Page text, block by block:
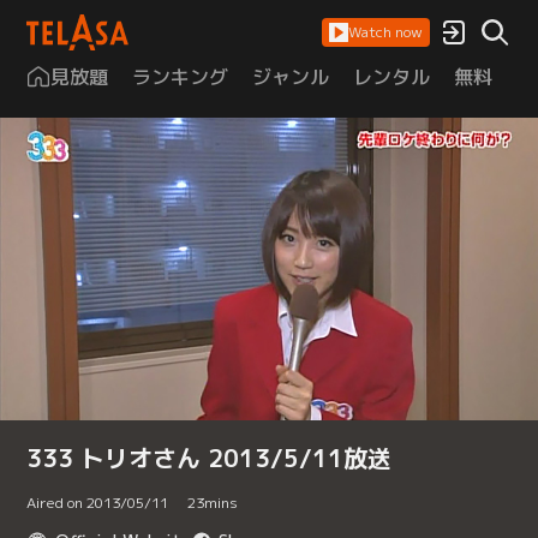
Watch now
見放題 ランキング ジャンル レンタル 無料
333 トリオさん 2013/5/11放送
Aired on 2013/05/11 23mins